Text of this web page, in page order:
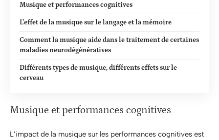
Musique et performances cognitives
L’effet de la musique sur le langage et la mémoire
Comment la musique aide dans le traitement de certaines
maladies neurodégénératives
Différents types de musique, différents effets sur le
cerveau
Musique et performances cognitives
L’impact de la musique sur les performances cognitives est